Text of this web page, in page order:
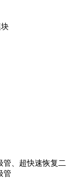
、超快速恢复二
管